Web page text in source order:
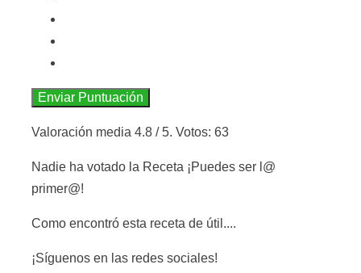
Enviar Puntuación
Valoración media 4.8 / 5. Votos: 63
Nadie ha votado la Receta ¡Puedes ser l@
primer@!
Como encontró esta receta de útil....
¡Síguenos en las redes sociales!